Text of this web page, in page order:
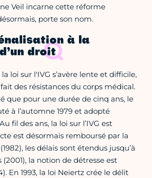
Veil incarne cette réforme
porte son nom.
à la
droit
loi sur l'IVG s’avère lente et difficile,
des résistances du corps médical.
que pour une durée de cinq ans, le
à l’automne 1979 et adopté
fil des ans, la loi sur l’IVG est
est désormais remboursé par la
les délais sont étendus jusqu’à
la notion de détresse est
En 1993, la loi Neiertz crée le délit